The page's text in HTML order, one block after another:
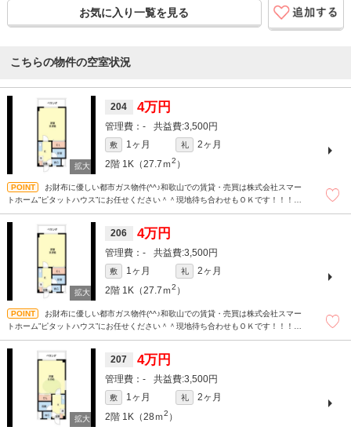
お気に入り一覧を見る
こちらの物件の空室状況
204 4万円
- 3,500円
敷 1ヶ月 礼
2ヶ月
2階 1K（27.7ｍ2 ）
お財布に優しい都市ガス物件(^^♪和歌山での賃貸・売買は株式会社スマー
トホーム”ピタットハウス”にお任せください＾＾現地待ち合わせもＯＫです！！！ま
206 4万円
- 3,500円
敷 1ヶ月 礼
2ヶ月
2階 1K（27.7ｍ2 ）
お財布に優しい都市ガス物件(^^♪和歌山での賃貸・売買は株式会社スマー
トホーム”ピタットハウス”にお任せください＾＾現地待ち合わせもＯＫです！！！ま
207 4万円
- 3,500円
敷 1ヶ月 礼
2ヶ月
2階 1K（28ｍ2 ）